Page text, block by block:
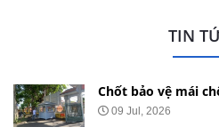
TIN
Chốt bảo vệ mái
09 Jul, 2026